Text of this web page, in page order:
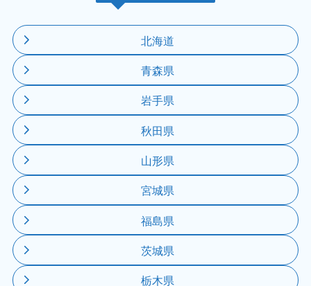
北海道
青森県
岩手県
秋田県
山形県
宮城県
福島県
茨城県
栃木県